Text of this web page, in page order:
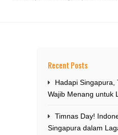
Recent Posts
Hadapi Singapura,
Wajib Menang untuk
Timnas Day!
Singapura dalam